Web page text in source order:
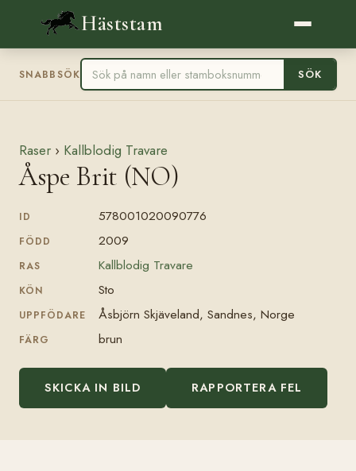
Häststam
SNABBSÖK SÖK
Raser › Kallblodig Travare
Åspe Brit (NO)
ID 578001020090776
FÖDD 2009
RAS Kallblodig Travare
KÖN Sto
UPPFÖDARE Åsbjörn Skjäveland, Sandnes, Norge
FÄRG brun
SKICKA IN BILD RAPPORTERA FEL